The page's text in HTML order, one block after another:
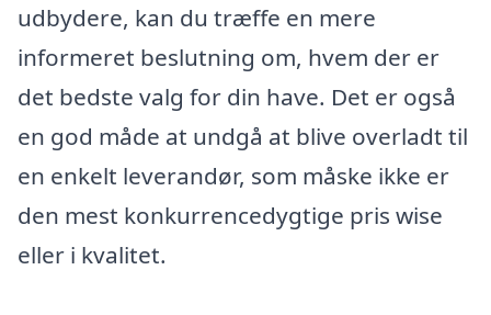
udbydere, kan du træffe en mere
informeret beslutning om, hvem der er
det bedste valg for din have. Det er også
en god måde at undgå at blive overladt til
en enkelt leverandør, som måske ikke er
den mest konkurrencedygtige pris wise
eller i kvalitet.